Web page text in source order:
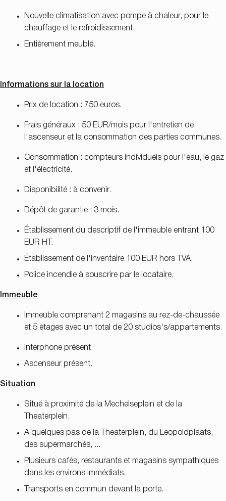
Nouvelle climatisation avec pompe à chaleur, pour le
chauffage et le refroidissement.
Entièrement meublé.
Informations sur la location
Prix de location : 750 euros.
Frais généraux : 50 EUR/mois pour l'entretien de
l'ascenseur et la consommation des parties communes.
Consommation : compteurs individuels pour l'eau, le gaz
et l'électricité.
Disponibilité : à convenir.
Dépôt de garantie : 3 mois.
Établissement du descriptif de l'immeuble entrant 100
EUR HT.
Établissement de l'inventaire 100 EUR hors TVA.
Police incendie à souscrire par le locataire.
Immeuble
Immeuble comprenant 2 magasins au rez-de-chaussée
et 5 étages avec un total de 20 studios's/appartements.
Interphone présent.
Ascenseur présent.
Situation
Situé à proximité de la Mechelseplein et de la
Theaterplein.
A quelques pas de la Theaterplein, du Leopoldplaats,
des supermarchés, ...
Plusieurs cafés, restaurants et magasins sympathiques
dans les environs immédiats.
Transports en commun devant la porte.